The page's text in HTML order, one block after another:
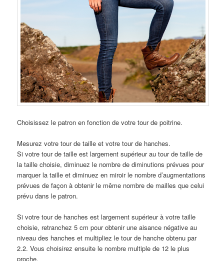
Choisissez le patron en fonction de votre tour de poitrine.
Mesurez votre tour de taille et votre tour de hanches.
Si votre tour de taille est largement supérieur au tour de taille de
la taille choisie, diminuez le nombre de diminutions prévues pour
marquer la taille et diminuez en miroir le nombre d’augmentations
prévues de façon à obtenir le même nombre de mailles que celui
prévu dans le patron.
Si votre tour de hanches est largement supérieur à votre taille
choisie, retranchez 5 cm pour obtenir une aisance négative au
niveau des hanches et multipliez le tour de hanche obtenu par
2.2. Vous choisirez ensuite le nombre multiple de 12 le plus
proche.